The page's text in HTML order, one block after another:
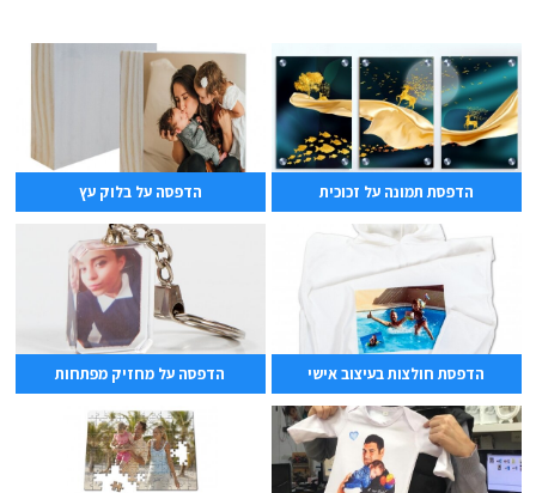
הדפסת תמונה על זכוכית הדפסה על בלוק עץ
הדפסת חולצות בעיצוב אישי הדפסה על מחזיק מפתחות